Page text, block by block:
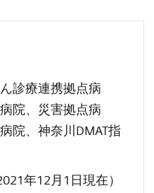
診療連携拠点病
院、災害拠点病
院、神奈川DMAT指
年12月1日現在）